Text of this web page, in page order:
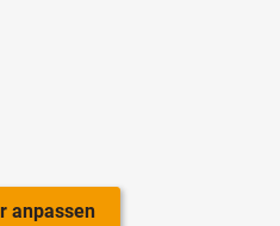
anpassen